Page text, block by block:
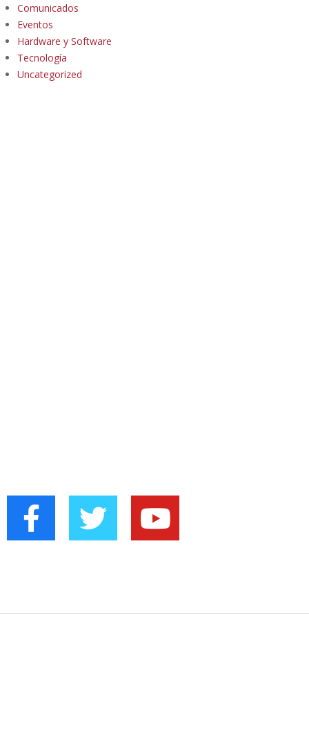
Comunicados
Eventos
Hardware y Software
Tecnología
Uncategorized